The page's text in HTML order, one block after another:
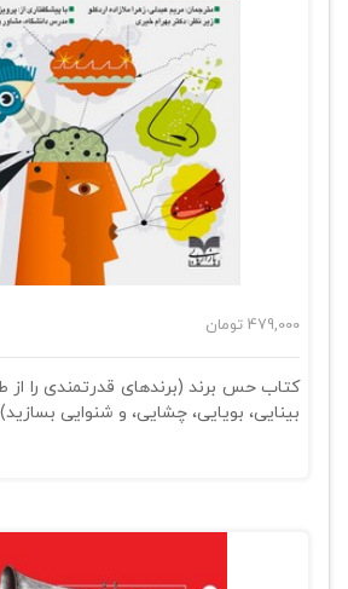
479,000 تومان
کتاب حس برند (برندهای قدرتمندی را
بینایی، بویایی، چشایی، و شنوایی